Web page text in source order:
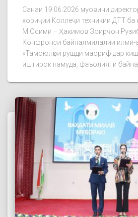
Санаи 19.06.2026 муовини
хориҷии Коллеҷи техникии ДТТ ба
М.Осимӣ – Ҳакимов Зоирҷон
Конфронси байналмилалии илмӣ-
«Тамоюлҳои рушди маориф дар
иштирок намуда, фаъолияти